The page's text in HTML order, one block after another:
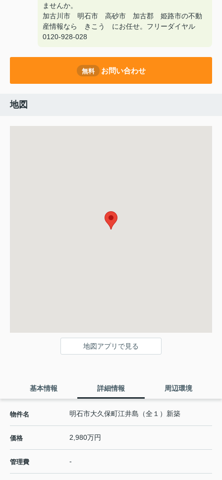
ませんか。
加古川市 明石市 高砂市 加古郡 姫路市の不動
産情報なら きこう にお任せ。フリーダイヤル
0120-928-028
無料 お問い合わせ
地図
地図アプリで見る
基本情報 詳細情報 周辺環境
物件名 明石市大久保町江井島（全１）新築
価格 2,980万円
管理費 -